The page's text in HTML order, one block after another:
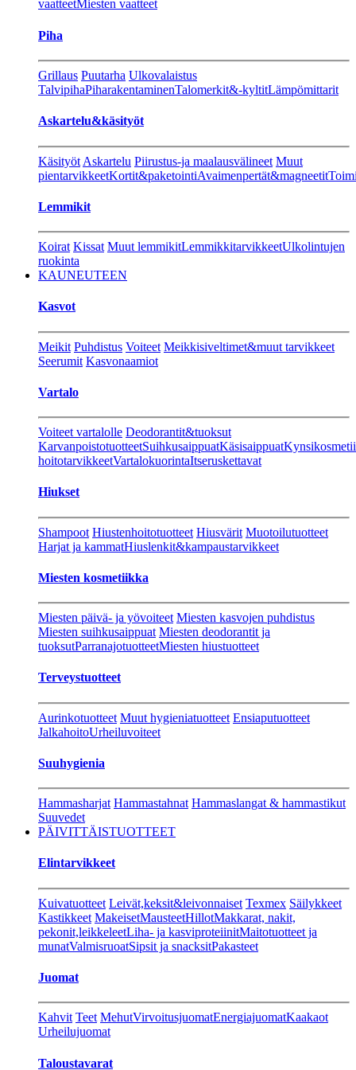
vaatteetMiesten vaatteet
Piha
Grillaus Puutarha Ulkovalaistus
TalvipihaPiharakentaminenTalomerkit&-kyltitLämpömittarit
Askartelu&käsityöt
Käsityöt Askartelu Piirustus-ja maalausvälineet Muut
pientarvikkeetKortit&paketointiAvaimenpertät&magneetit
Lemmikit
Koirat Kissat Muut lemmikitLemmikkitarvikkeetUlkolintujen
ruokinta
KAUNEUTEEN
Kasvot
Meikit Puhdistus Voiteet Meikkisiveltimet&muut tarvikkeet
Seerumit Kasvonaamiot
Vartalo
Voiteet vartalolle Deodorantit&tuoksut
KarvanpoistotuotteetSuihkusaippuatKäsisaippuat
hoitotarvikkeetVartalokuorintaItseruskettavat
Hiukset
Shampoot Hiustenhoitotuotteet Hiusvärit Muotoilutuotteet
Harjat ja kammatHiuslenkit&kampaustarvikkeet
Miesten kosmetiikka
Miesten päivä- ja yövoiteet Miesten kasvojen puhdistus
Miesten suihkusaippuat Miesten deodorantit ja
tuoksutParranajotuotteetMiesten hiustuotteet
Terveystuotteet
Aurinkotuotteet Muut hygieniatuotteet Ensiaputuotteet
JalkahoitoUrheiluvoiteet
Suuhygienia
Hammasharjat Hammastahnat Hammaslangat & hammastikut
Suuvedet
PÄIVITTÄISTUOTTEET
Elintarvikkeet
Kuivatuotteet Leivät,keksit&leivonnaiset Texmex Säilykkeet
Kastikkeet MakeisetMausteetHillotMakkarat, nakit,
pekonit,leikkeleetLiha- ja kasviproteiinitMaitotuotteet ja
munatValmisruoatSipsit ja snacksitPakasteet
Juomat
Kahvit Teet MehutVirvoitusjuomatEnergiajuomatKaakaot
Urheilujuomat
Taloustavarat